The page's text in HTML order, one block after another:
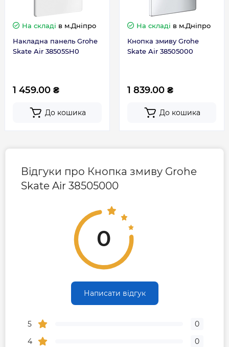
На складі в м.Дніпро
Накладна панель Grohe
Skate Air 38505SH0
1 459.00 ₴
До кошика
На складі в м.Дніпро
Кнопка змиву Grohe
Skate Air 38505000
1 839.00 ₴
До кошика
Відгуки про Кнопка змиву Grohe
Skate Air 38505000
0
Написати відгук
5
0
4
0